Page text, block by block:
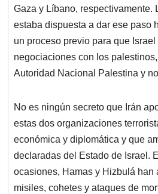
Gaza y Líbano, respectivamente.
estaba dispuesta a dar ese paso
un proceso previo para que
negociaciones con los
Autoridad Nacional Palestina y
No es ningún secreto que Irán
estas dos organizaciones
económica y diplomática y que
declaradas del Estado de Israel.
ocasiones, Hamas y Hizbulá han
misiles, cohetes y ataques de